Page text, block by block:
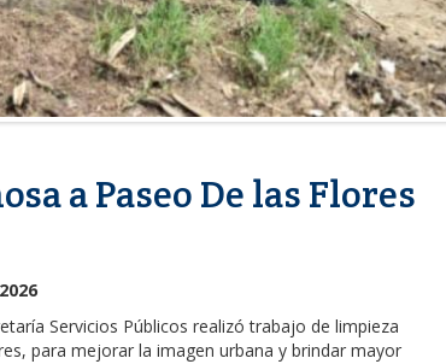
de infraestructura con sentido humanista
APOYA A GANADEROS DE NUEVO LAREDO ANTE LA
DE GANADO
jóvenes en tres regiones de Tamaulipas
a Paseo De las Flores
Servicios Públicos realizó trabajo de limpieza
para mejorar la imagen urbana y brindar mayor